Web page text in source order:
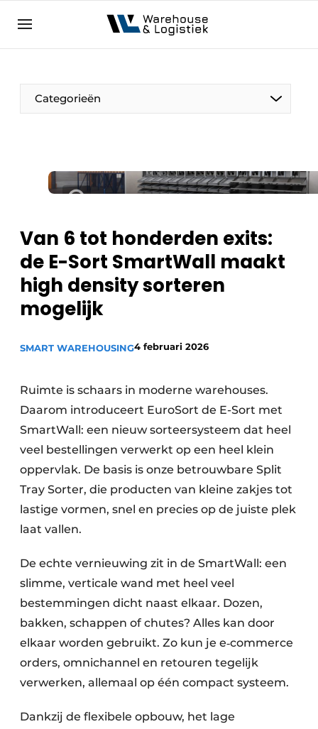
NL EN
Categorieën
Van 6 tot honderden exits:
de E-Sort SmartWall maakt
high density sorteren
mogelijk
SMART WAREHOUSING4 februari 2026
Ruimte is schaars in moderne warehouses.
Daarom introduceert EuroSort de E-Sort met
SmartWall: een nieuw sorteersysteem dat heel
veel bestellingen verwerkt op een heel klein
oppervlak. De basis is onze betrouwbare Split
Tray Sorter, die producten van kleine zakjes tot
lastige vormen, snel en precies op de juiste plek
laat vallen.
De echte vernieuwing zit in de SmartWall: een
slimme, verticale wand met heel veel
bestemmingen dicht naast elkaar. Dozen,
bakken, schappen of chutes? Alles kan door
elkaar worden gebruikt. Zo kun je e‑commerce
orders, omnichannel en retouren tegelijk
verwerken, allemaal op één compact systeem.
Dankzij de flexibele opbouw, het lage